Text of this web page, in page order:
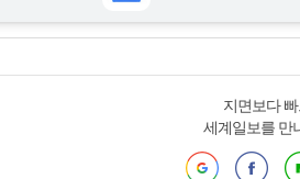
지면보다
세계일보를 만